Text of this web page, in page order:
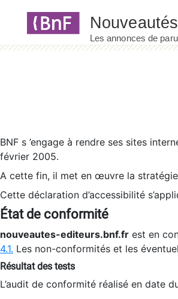
BNF s ’engage à rendre ses sites
février 2005.
A cette fin, il met en œuvre la
Cette déclaration d’accessibilité
État de conformité
nouveautes-editeurs.bnf.fr est en
4.1. Les non-conformités et les
Résultat des tests
L’audit de conformité réalisé en date